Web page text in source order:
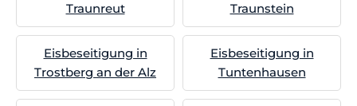
Traunreut
Traunstein
Eisbeseitigung in
Trostberg an der Alz
Eisbeseitigung in
Tuntenhausen